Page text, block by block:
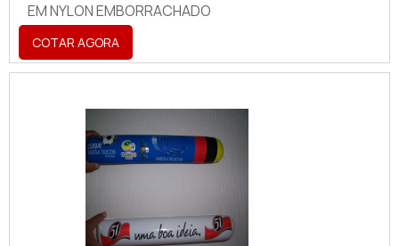
EM NYLON EMBORRACHADO
COTAR AGORA